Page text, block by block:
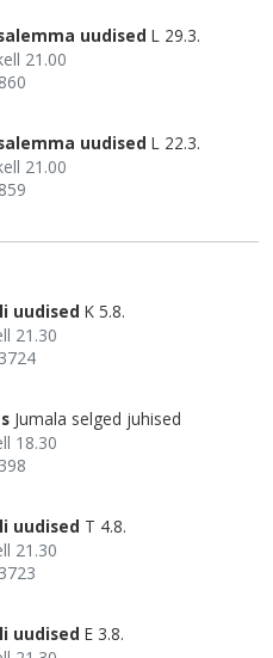
uudised L 29.3.
21.00
uudised L 22.3.
21.00
uudised K 5.8.
21.30
Jumala selged juhised
18.30
uudised T 4.8.
21.30
uudised E 3.8.